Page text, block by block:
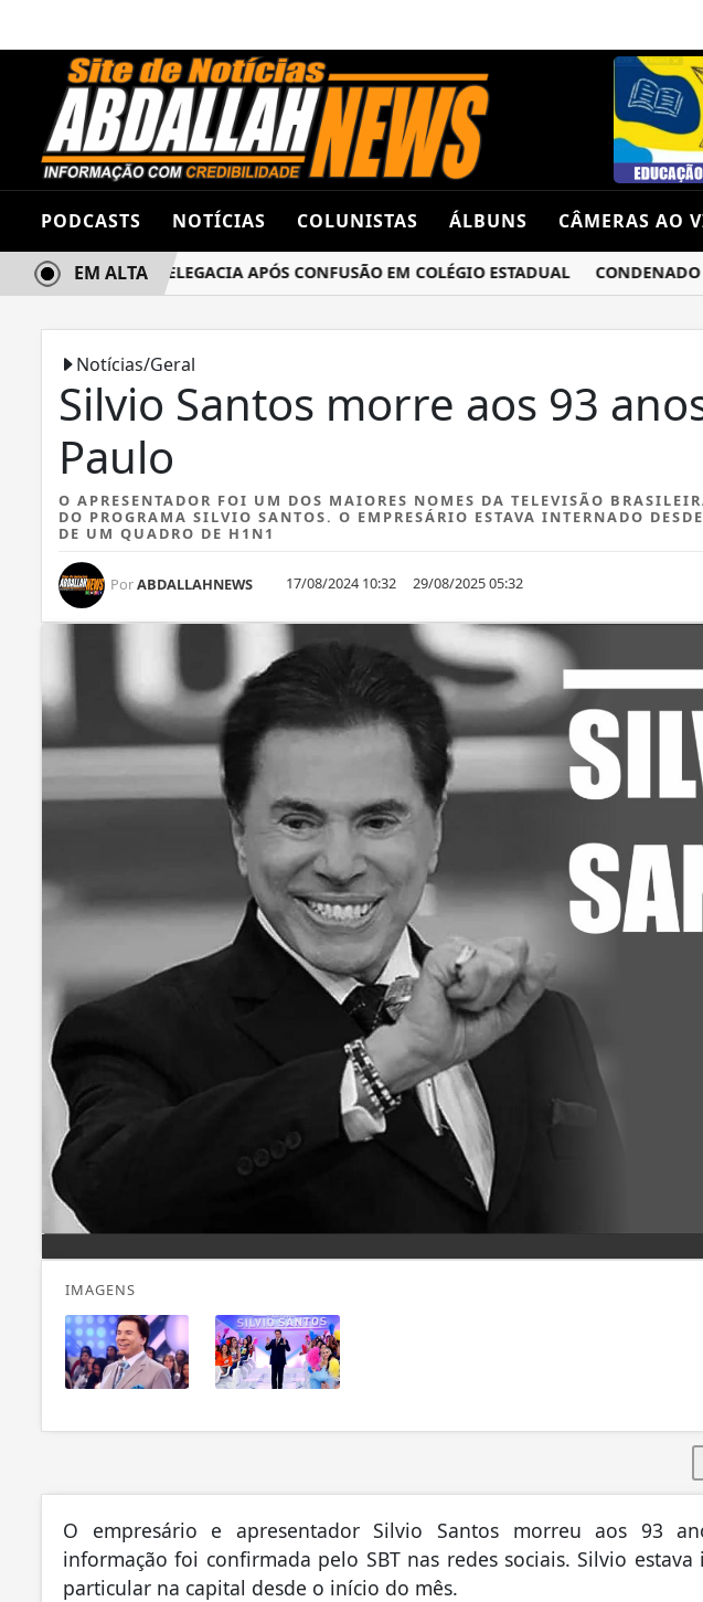
PODCASTS NOTÍCIAS COLUNISTAS ÁLBUNS CÂMERAS AO
TERMINA NA DELEGACIA APÓS CONFUSÃO EM COLÉGIO ESTADUAL CONDENADO
EM ALTA
Notícias/Geral
Silvio Santos morre aos 93
Paulo
O APRESENTADOR FOI UM DOS MAIORES NOMES DA TELEVISÃO
DO PROGRAMA SILVIO SANTOS. O EMPRESÁRIO ESTAVA INTERNADO
DE UM QUADRO DE H1N1
PorABDALLAHNEWS 17/08/2024 10:32 29/08/2025 05:32
IMAGENS
O empresário e apresentador Silvio Santos morreu aos 93
informação foi confirmada pelo SBT nas redes sociais. Silvio
particular na capital desde o início do mês.